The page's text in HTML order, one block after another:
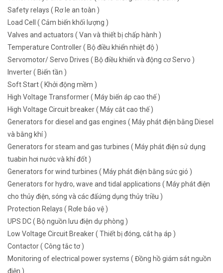
Safety relays ( Rơ le an toàn )
Load Cell ( Cảm biến khối lượng )
Valves and actuators ( Van và thiết bị chấp hành )
Temperature Controller ( Bộ điều khiển nhiệt độ )
Servomotor/ Servo Drives ( Bộ điều khiển và động cơ Servo )
Inverter ( Biến tần )
Soft Start ( Khởi động mềm )
High Voltage Transformer ( Máy biến áp cao thế )
High Voltage Circuit breaker ( Máy cắt cao thế )
Generators for diesel and gas engines ( Máy phát điện bằng Diesel
và bằng khí )
Generators for steam and gas turbines ( Máy phát điện sử dụng
tuabin hơi nước và khí đốt )
Generators for wind turbines ( Máy phát điện bằng sức gió )
Generators for hydro, wave and tidal applications ( Máy phát điện
cho thủy điện, sóng và các đấứng dụng thủy triều )
Protection Relays ( Rơle bảo vệ )
UPS DC ( Bộ nguồn lưu điện dự phòng )
Low Voltage Circuit Breaker ( Thiết bị đóng, cắt hạ áp )
Contactor ( Công tắc tơ )
Monitoring of electrical power systems ( Đồng hồ giám sát nguồn
điện )